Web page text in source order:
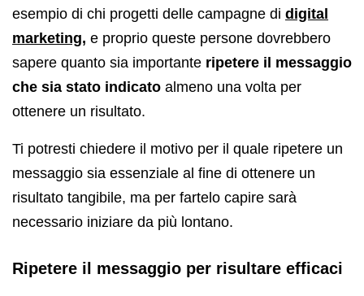
esempio di chi progetti delle campagne di digital
marketing, e proprio queste persone dovrebbero
sapere quanto sia importante ripetere il messaggio
che sia stato indicato almeno una volta per
ottenere un risultato.
Ti potresti chiedere il motivo per il quale ripetere un
messaggio sia essenziale al fine di ottenere un
risultato tangibile, ma per fartelo capire sarà
necessario iniziare da più lontano.
Ripetere il messaggio per risultare efficaci